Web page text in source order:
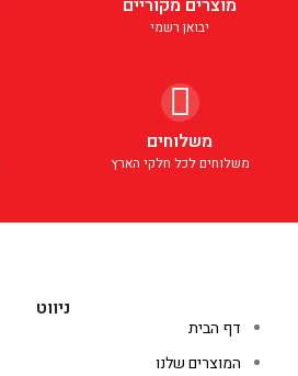
מוצרים מקוריים
יבואן רשמי
משלוחים
משלוחים לכל חלקי הארץ
ניווט
דף הבית
המוצרים שלנו